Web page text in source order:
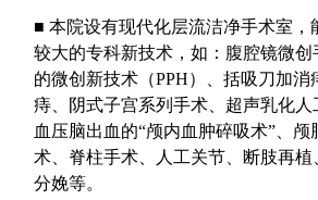
■本院设有现代化层流洁净手术室，
较大的专科新技术，如：腹腔镜微
的微创新技术（PPH）、括吸刀加消
痔、阴式子宫系列手术、超声乳化
血压脑出血的“颅内血肿碎吸术”、颅
术、脊柱手术、人工关节、断肢再
分娩等。